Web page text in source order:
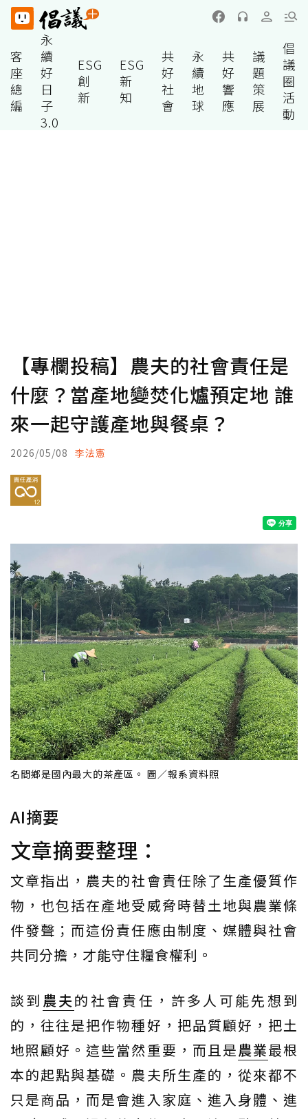
客
座
總
編
永
續
好
日
子
3.0
ESG
創
新
ESG
新
知
共
好
社
會
永
續
地
球
共
好
響
應
議
題
策
展
倡
議
圈
活
動
【專欄投稿】農夫的社會責任是
什麼？當產地變焚化爐預定地 誰
來一起守護產地與餐桌？
2026/05/08 李法憲
名間鄉是國內最大的茶產區。 圖／報系資料照
AI摘要
文章摘要整理：
文章指出，農夫的社會責任除了生產優質作
物，也包括在產地受威脅時替土地與農業條
件發聲；而這份責任應由制度、媒體與社會
共同分擔，才能守住糧食權利。
談到 農夫的社會責任，許多人可能先想到
的，往往是把作物種好，把品質顧好，把土
地照顧好。這些當然重要，而且是農業最根
本的起點與基礎。農夫所生產的，從來都不
只是商品，而是會進入家庭、進入身體、進